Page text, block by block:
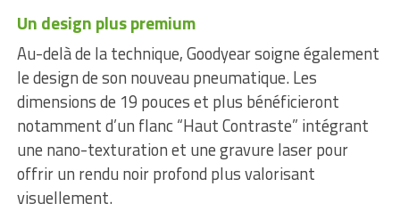
Un design plus premium
Au-delà de la technique, Goodyear soigne également
le design de son nouveau pneumatique. Les
dimensions de 19 pouces et plus bénéficieront
notamment d’un flanc “Haut Contraste” intégrant
une nano-texturation et une gravure laser pour
offrir un rendu noir profond plus valorisant
visuellement.